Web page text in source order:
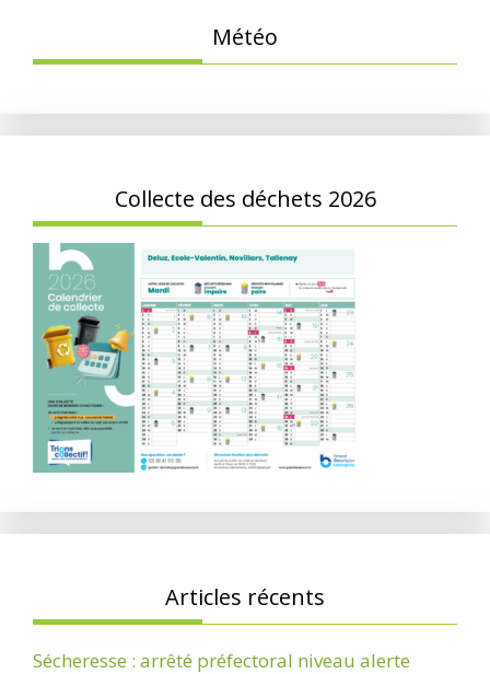
Météo
Collecte des déchets 2026
Articles récents
Sécheresse : arrêté préfectoral niveau alerte